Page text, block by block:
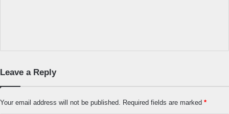
Leave a Reply
Your email address will not be published. Required fields are marked *